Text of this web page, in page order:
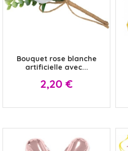
Bouquet rose blanche
artificielle avec...
Prix
2,20 €